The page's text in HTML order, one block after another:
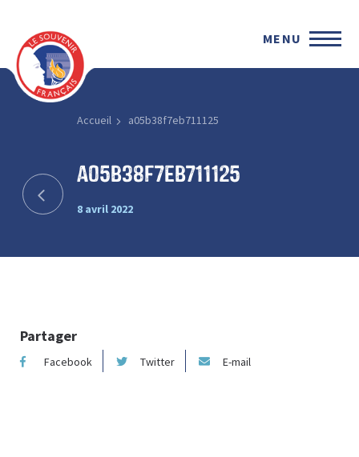
MENU
Accueil a05b38f7eb711125
a05b38f7eb711125
8 avril 2022
Partager
Facebook Twitter E-mail